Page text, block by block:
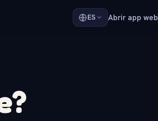
ES Abrir app web